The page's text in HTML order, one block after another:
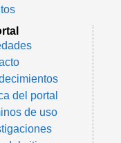
del portal
de uso